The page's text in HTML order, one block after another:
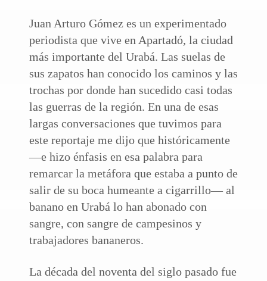
Juan Arturo Gómez es un experimentado
periodista que vive en Apartadó, la ciudad
más importante del Urabá. Las suelas de
sus zapatos han conocido los caminos y las
trochas por donde han sucedido casi todas
las guerras de la región. En una de esas
largas conversaciones que tuvimos para
este reportaje me dijo que históricamente
—e hizo énfasis en esa palabra para
remarcar la metáfora que estaba a punto de
salir de su boca humeante a cigarrillo— al
banano en Urabá lo han abonado con
sangre, con sangre de campesinos y
trabajadores bananeros.
La década del noventa del siglo pasado fue